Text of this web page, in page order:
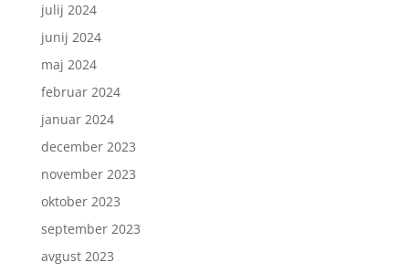
julij 2024
junij 2024
maj 2024
februar 2024
januar 2024
december 2023
november 2023
oktober 2023
september 2023
avgust 2023